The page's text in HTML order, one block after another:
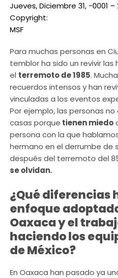
Jueves, Diciembre 31, -0001 –
Copyright:
MSF
Para muchas personas en
temblor ha sido un revivir
el terremoto de 1985.
recuerdos intensos y han
vinculadas a los eventos
Por ejemplo, las personas
casas porque tienen miedo
persona con la que
hermano en el derrumbe de
después del terremoto del
se olvidan.
¿Qué diferencias
enfoque
Oaxaca y el
haciendo los
de México?
En Oaxaca han pasado ya